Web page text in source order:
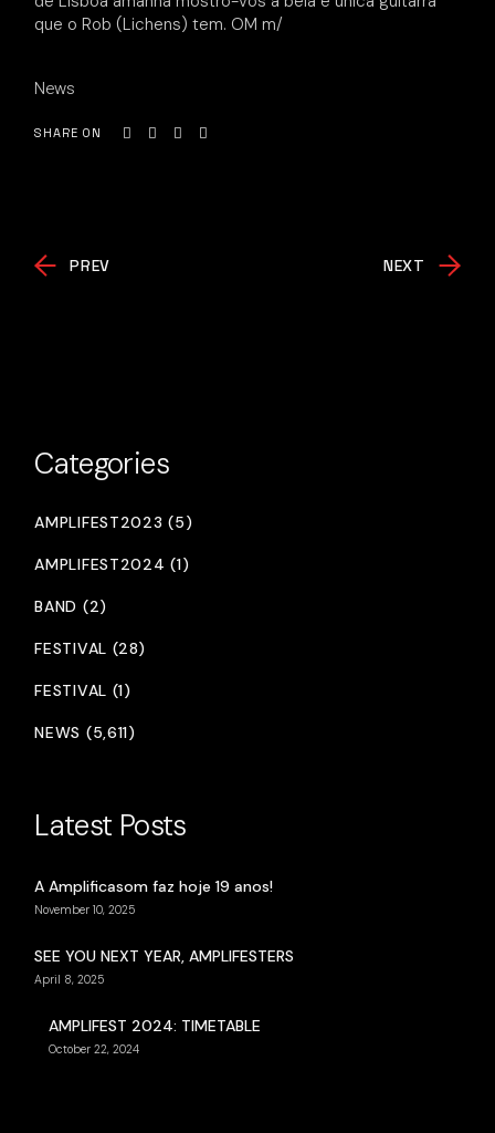
que o Rob (Lichens) tem. OM m/
News
SHARE ON
PREV NEXT
Categories
AMPLIFEST2023 (5)
AMPLIFEST2024 (1)
BAND (2)
FESTIVAL (28)
FESTIVAL (1)
NEWS (5,611)
Latest Posts
A Amplificasom faz hoje 19 anos!
November 10, 2025
SEE YOU NEXT YEAR, AMPLIFESTERS
April 8, 2025
AMPLIFEST 2024: TIMETABLE
October 22, 2024